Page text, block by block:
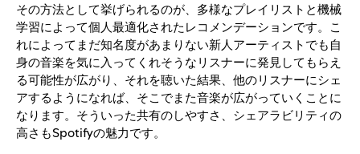
その方法として挙げられるのが、多様なプレイリストと機械
学習によって個人最適化されたレコメンデーションです。こ
れによってまだ知名度があまりない新人アーティストでも自
身の音楽を気に入ってくれそうなリスナーに発見してもらえ
る可能性が広がり、それを聴いた結果、他のリスナーにシェ
アするようになれば、そこでまた音楽が広がっていくことに
なります。そういった共有のしやすさ、シェアラビリティの
高さもSpotifyの魅力です。